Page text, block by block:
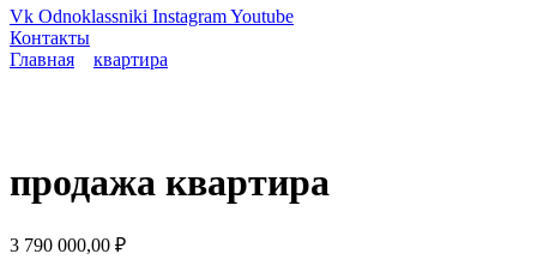
Vk Odnoklassniki InstagramYoutube
Контакты
Главная
квартира
продажа квартира
3 790 000,00 ₽